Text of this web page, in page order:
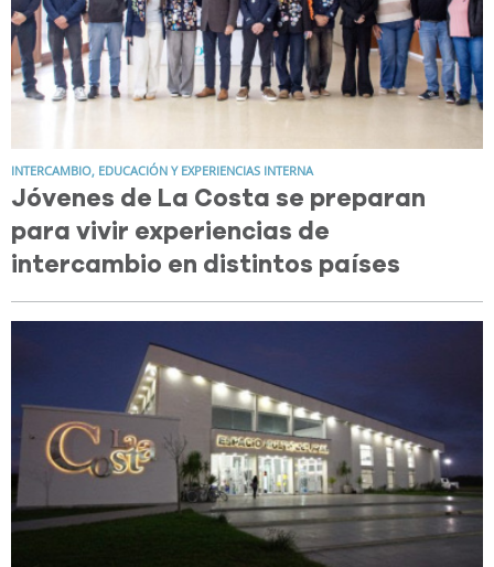
INTERCAMBIO, EDUCACIÓN Y EXPERIENCIAS INTERNA
Jóvenes de La Costa se preparan
para vivir experiencias de
intercambio en distintos países